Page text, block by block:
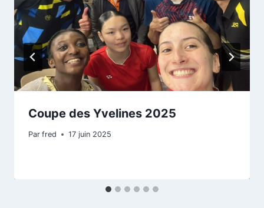
Coupe des Yvelines 2025
Par fred 17 juin 2025